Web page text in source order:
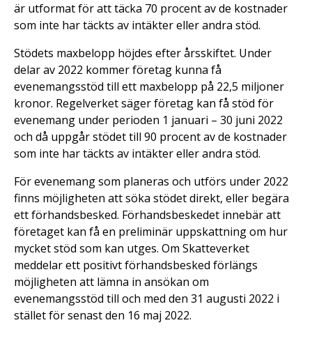
är utformat för att täcka 70 procent av de kostnader
som inte har täckts av intäkter eller andra stöd.
Stödets maxbelopp höjdes efter årsskiftet. Under
delar av 2022 kommer företag kunna få
evenemangsstöd till ett maxbelopp på 22,5 miljoner
kronor. Regelverket säger företag kan få stöd för
evenemang under perioden 1 januari – 30 juni 2022
och då uppgår stödet till 90 procent av de kostnader
som inte har täckts av intäkter eller andra stöd.
För evenemang som planeras och utförs under 2022
finns möjligheten att söka stödet direkt, eller begära
ett förhandsbesked. Förhandsbeskedet innebär att
företaget kan få en preliminär uppskattning om hur
mycket stöd som kan utges. Om Skatteverket
meddelar ett positivt förhandsbesked förlängs
möjligheten att lämna in ansökan om
evenemangsstöd till och med den 31 augusti 2022 i
stället för senast den 16 maj 2022.